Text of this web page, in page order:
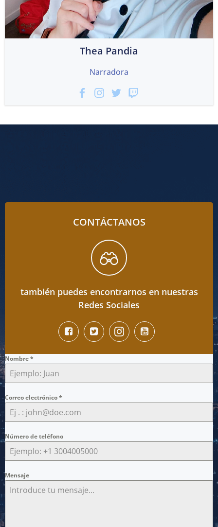
Thea Pandia
Narradora
CONTÁCTANOS
también puedes encontrarnos en nuestras
Redes Sociales
Nombre*
Correo electrónico*
Número de teléfono
Mensaje